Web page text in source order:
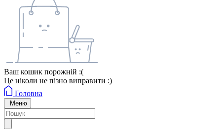
Ваш кошик порожній :(
Це ніколи не пізно виправити :)
Головна
Меню